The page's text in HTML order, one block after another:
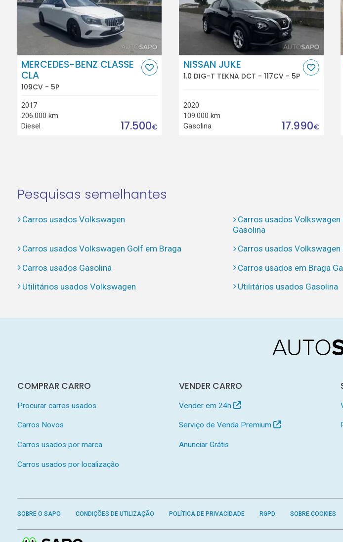
MERCEDES-BENZ CLASSE
CLA
109CV - 5P
2017
206.000 km
Diesel
17.500€
NISSAN JUKE
1.0 DIG-T TEKNA DCT - 117CV - 5P
2020
109.000 km
Gasolina
17.990€
Pesquisas semelhantes
Carros usados Volkswagen
Carros usados
Gasolina
Carros usados Volkswagen Golf em Braga Carros usados
Carros usados Gasolina
Carros usados em Braga
Utilitários usados Volkswagen
Utilitários usados Gasolina
COMPRAR CARRO
Procurar carros usados
Carros Novos
Carros usados por marca
Carros usados por localização
VENDER CARRO
Vender em 24h
Serviço de Venda Premium
Anunciar Grátis
SOBRE O SAPO CONDIÇÕES DE UTILIZAÇÃO POLÍTICA DE PRIVACIDADE RGPD SOBRE COOKIES